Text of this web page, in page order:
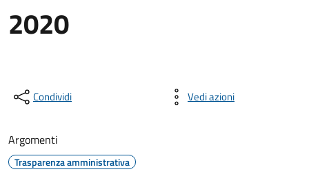
2020
Condividi Vedi azioni
Argomenti
Trasparenza amministrativa